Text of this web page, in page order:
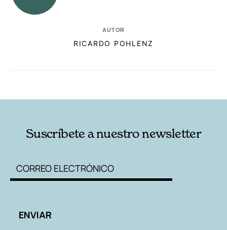
AUTOR
RICARDO POHLENZ
Suscríbete a nuestro newsletter